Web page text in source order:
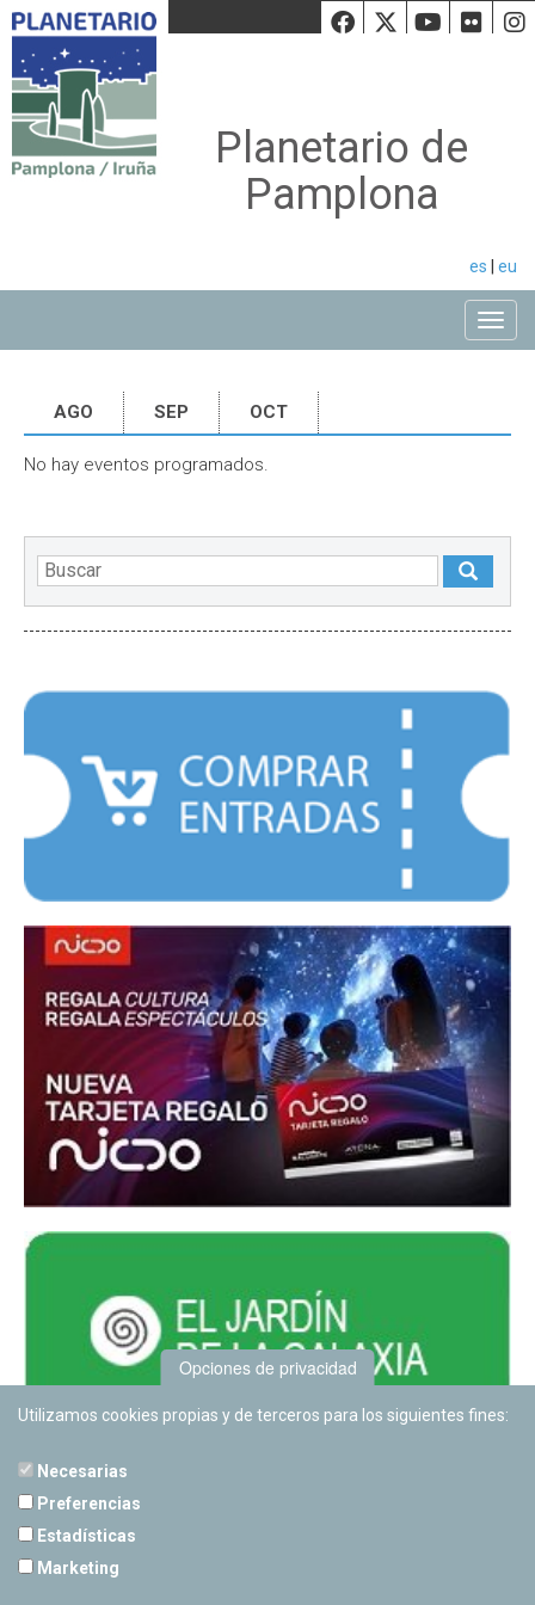
Facebook
Twiiter
Planetario de
Pamplona
es eu
AGO SEP OCT
No hay eventos programados.
Opciones de privacidad
Utilizamos cookies propias y de terceros para los siguientes fines:
Necesarias
Preferencias
Estadísticas
Marketing